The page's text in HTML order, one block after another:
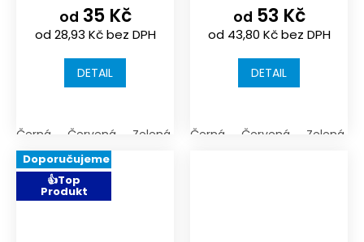
požární sport |
200x165x43mm
od 28,93 Kč bez DPH
od 35 Kč
DETAIL
Černá Červená Zelená
ZAČÁTEČNÍ 3/4
od 43,80 Kč bez DPH
od 53 Kč
DETAIL
Černá Červená Zelená
Doporučujeme
👍Top
Produkt